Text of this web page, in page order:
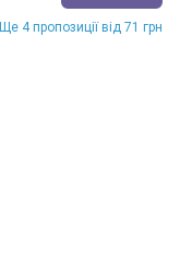
Ще 4 пропозиції від 71 грн